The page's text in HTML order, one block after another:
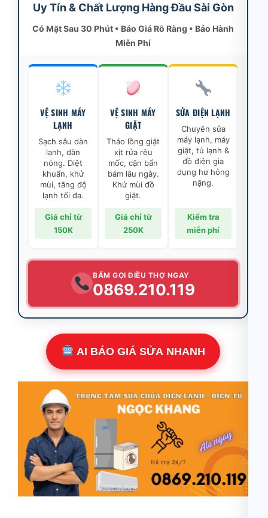
Uy Tín & Chất Lượng Hàng Đầu Sài Gòn
Có Mặt Sau 30 Phút • Báo Giá Rõ Ràng • Bảo Hành
Miễn Phí
VỆ SINH MÁY
LẠNH
Sạch sâu dàn
lạnh, dàn
nóng. Diệt
khuẩn, khử
mùi, tăng độ
lạnh tối đa.
Giá chỉ từ
150K
VỆ SINH MÁY
GIẶT
Tháo lồng giặt
xịt rửa rêu
mốc, cặn bẩn
bám lâu ngày.
Khử mùi đồ
giặt.
Giá chỉ từ
250K
SỬA ĐIỆN LẠNH
Chuyên sửa
máy lạnh, máy
giặt, tủ lạnh &
đồ điện gia
dụng hư hỏng
nặng.
Kiểm tra
miễn phí
BẤM GỌI ĐIỀU THỢ NGAY
0869.210.119
AI BÁO GIÁ SỬA NHANH